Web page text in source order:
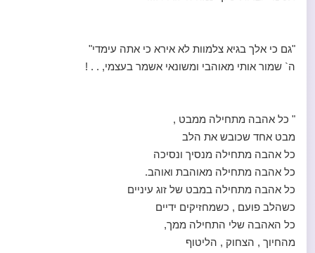
"גם כי אלך בגיא צלמוות לא אירא כי אתה עימדי"
ה` שמור אותי מאוהבי ומשונאי אשמר בעצמי, . . !
" כל אהבה מתחילה ממבט ,
מבט אחד שכובש את הלב
כל אהבה מתחילה מנסיך ונסיכה
כל אהבה מתחילה מאוהבת ואוהב.
כל אהבה מתחילה במבט של זוג עיניים
כשהלב פועם , כשמחזיקים ידיים
כל האהבה שלי התחילה ממך,
מהחיוך , הצחוק , הליטוף